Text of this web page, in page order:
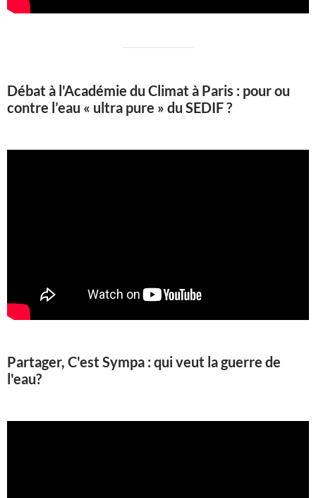
Débat à l'Académie du Climat à Paris : pour ou
contre l’eau « ultra pure » du SEDIF ?
Partager, C'est Sympa : qui veut la guerre de
l'eau?